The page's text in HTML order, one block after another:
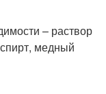
– раствор
медный